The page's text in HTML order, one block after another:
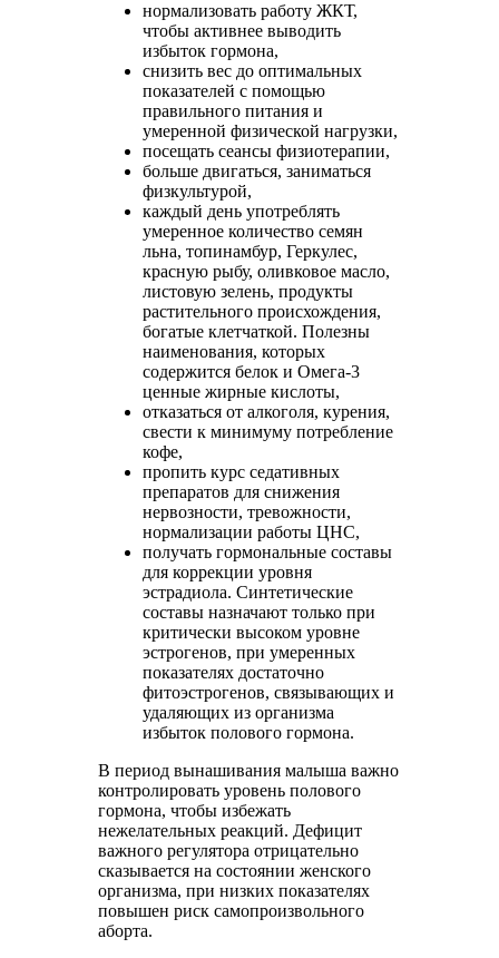
нормализовать работу ЖКТ,
чтобы активнее выводить
избыток гормона,
снизить вес до оптимальных
показателей с помощью
правильного питания и
умеренной физической нагрузки,
посещать сеансы физиотерапии,
больше двигаться, заниматься
физкультурой,
каждый день употреблять
умеренное количество семян
льна, топинамбур, Геркулес,
красную рыбу, оливковое масло,
листовую зелень, продукты
растительного происхождения,
богатые клетчаткой. Полезны
наименования, которых
содержится белок и Омега-3
ценные жирные кислоты,
отказаться от алкоголя, курения,
свести к минимуму потребление
кофе,
пропить курс седативных
препаратов для снижения
нервозности, тревожности,
нормализации работы ЦНС,
получать гормональные составы
для коррекции уровня
эстрадиола. Синтетические
составы назначают только при
критически высоком уровне
эстрогенов, при умеренных
показателях достаточно
фитоэстрогенов, связывающих и
удаляющих из организма
избыток полового гормона.
В период вынашивания малыша важно
контролировать уровень полового
гормона, чтобы избежать
нежелательных реакций. Дефицит
важного регулятора отрицательно
сказывается на состоянии женского
организма, при низких показателях
повышен риск самопроизвольного
аборта.